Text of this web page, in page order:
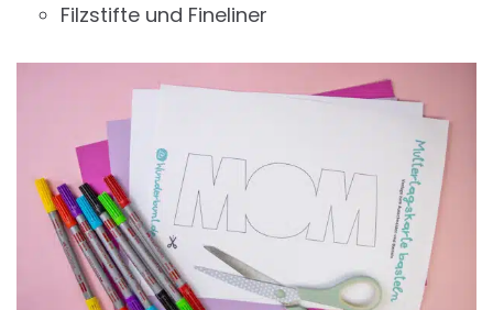
Filzstifte und Fineliner